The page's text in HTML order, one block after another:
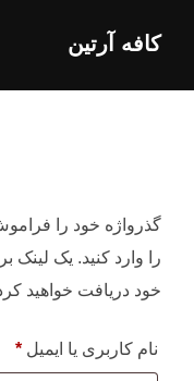
کافه آرتین
گذرواژه خود را
را وارد کنید. یک لینک
خود دریافت خواهید
نام کاربری یا ایمیل *